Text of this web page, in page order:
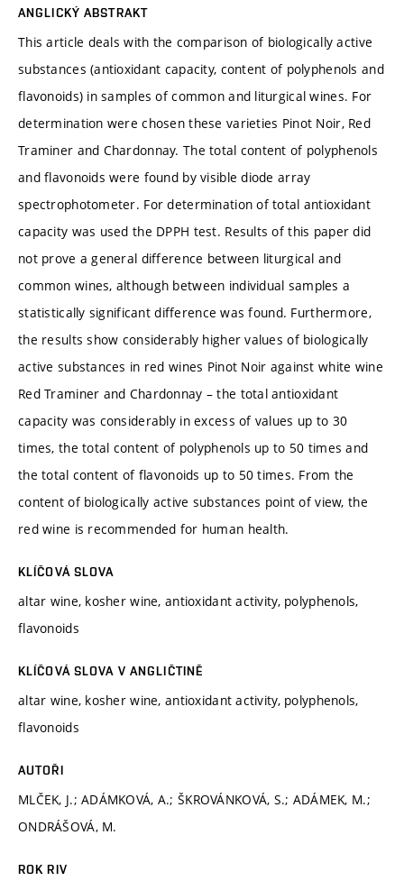
ANGLICKÝ ABSTRAKT
This article deals with the comparison of biologically active
substances (antioxidant capacity, content of polyphenols and
flavonoids) in samples of common and liturgical wines. For
determination were chosen these varieties Pinot Noir, Red
Traminer and Chardonnay. The total content of polyphenols
and flavonoids were found by visible diode array
spectrophotometer. For determination of total antioxidant
capacity was used the DPPH test. Results of this paper did
not prove a general difference between liturgical and
common wines, although between individual samples a
statistically significant difference was found. Furthermore,
the results show considerably higher values of biologically
active substances in red wines Pinot Noir against white wine
Red Traminer and Chardonnay – the total antioxidant
capacity was considerably in excess of values up to 30
times, the total content of polyphenols up to 50 times and
the total content of flavonoids up to 50 times. From the
content of biologically active substances point of view, the
red wine is recommended for human health.
KLÍČOVÁ SLOVA
altar wine, kosher wine, antioxidant activity, polyphenols,
flavonoids
KLÍČOVÁ SLOVA V ANGLIČTINĚ
altar wine, kosher wine, antioxidant activity, polyphenols,
flavonoids
AUTOŘI
MLČEK, J.; ADÁMKOVÁ, A.; ŠKROVÁNKOVÁ, S.; ADÁMEK, M.;
ONDRÁŠOVÁ, M.
ROK RIV